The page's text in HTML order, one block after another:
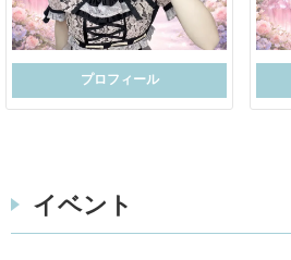
プロフィール
イベント